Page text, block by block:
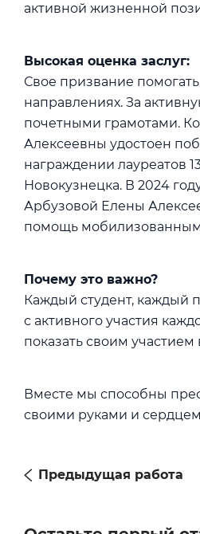
активной жизненной
Высокая оценка заслуг:
Свое призвание
направлениях. За
почетными грамотами.
Алексеевны удостоен
награждении лауреатов
Новокузнецка. В 2024
Арбузовой Елены
помощь мобилизованным
Почему это важно?
Каждый студент, каждый
с активного участия
показать своим
Вместе мы способны
своими руками и
Предыдущая работа